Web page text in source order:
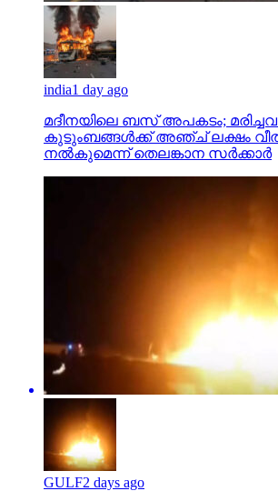
india1 day ago
മദീനയിലെ ബസ് അപകടം;
കുടുംബങ്ങള്‍ക്ക് അഞ്ച് ലക്ഷം
നല്‍കുമെന്ന് തെലങ്കാന സര്‍ക്കാര്‍
GULF2 days ago